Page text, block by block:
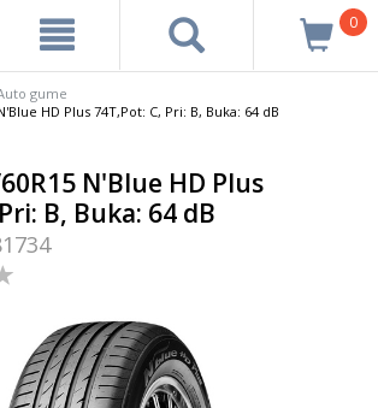
0
gume
HD Plus 74T,Pot: C, Pri: B, Buka: 64 dB
N'Blue HD Plus
B, Buka: 64 dB